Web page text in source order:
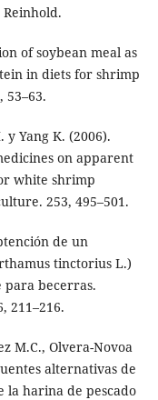
of soybean meal as
in diets for shrimp
53–63.
y Yang K. (2006).
on apparent
white shrimp
253, 495–501.
de un
tinctorius L.)
para becerras.
211–216.
M.C., Olvera-Novoa
alternativas de
la harina de pescado